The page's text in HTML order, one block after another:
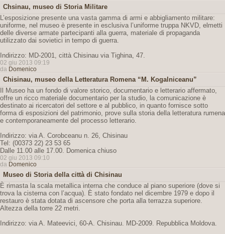
Chsinau, museo di Storia Militare
L’esposizione presente una vasta gamma di armi e abbigliamento militare:
uniforme, nel museo è presente in esclusiva l’uniforme truppa NKVD, elmetti
delle diverse armate partecipanti alla guerra, materiale di propaganda
utilizzato dai sovietici in tempo di guerra.
Indirizzo: MD-2001, città Chisinau via Tighina, 47.
02 giu 2013 09:19
da Domenico
Chisinau, museo della Letteratura Romena “M. Kogalniceanu”
Il Museo ha un fondo di valore storico, documentario e letterario affermato,
offre un ricco materiale documentario per la studio, la comunicazione è
destinato ai ricercatori del settore e al pubblico, in quanto fornisce sotto
forma di esposizioni del patrimonio, prove sulla storia della letteratura rumena
e contemporaneamente del processo letterario.
Indirizzo: via A. Corobceanu n. 26, Chisinau
Tel: (00373 22) 23 53 65
Dalle 11.00 alle 17.00. Domenica chiuso
02 giu 2013 09:10
da Domenico
Museo di Storia della città di Chisinau
È rimasta la scala metallica interna che conduce al piano superiore (dove si
trova la cisterna con l’acqua). È stato fondato nel dicembre 1979 e dopo il
restauro è stata dotata di ascensore che porta alla terrazza superiore.
Altezza della torre 22 metri.
Indirizzo: via A. Mateevici, 60-A. Chisinau. MD-2009. Repubblica Moldova.